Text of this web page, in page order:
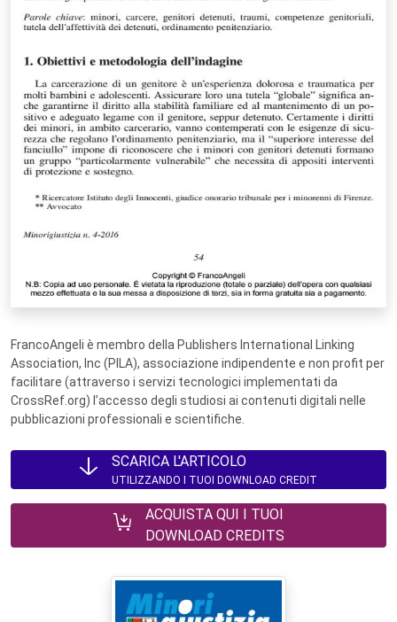
FrancoAngeli è membro della Publishers International Linking
Association, Inc (PILA), associazione indipendente e non profit per
facilitare (attraverso i servizi tecnologici implementati da
CrossRef.org) l’accesso degli studiosi ai contenuti digitali nelle
pubblicazioni professionali e scientifiche.
SCARICA L'ARTICOLO
UTILIZZANDO I TUOI DOWNLOAD CREDIT
ACQUISTA QUI I TUOI
DOWNLOAD CREDITS